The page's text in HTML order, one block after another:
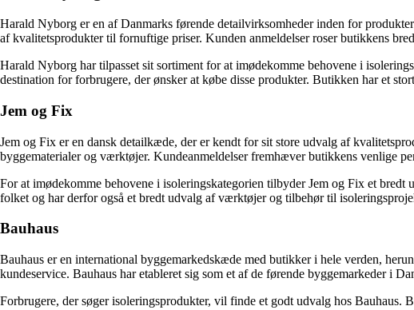
Harald Nyborg er en af Danmarks førende detailvirksomheder inden for
af kvalitetsprodukter til fornuftige priser. Kunden anmeldelser roser butikkens
Harald Nyborg har tilpasset sit sortiment for at imødekomme behovene i
destination for forbrugere, der ønsker at købe disse produkter. Butikken har et
Jem og Fix
Jem og Fix er en dansk detailkæde, der er kendt for sit store udvalg af
byggematerialer og værktøjer. Kundeanmeldelser fremhæver butikkens venlige
For at imødekomme behovene i isoleringskategorien tilbyder Jem og Fix et
folket og har derfor også et bredt udvalg af værktøjer og tilbehør til
Bauhaus
Bauhaus er en international byggemarkedskæde med butikker i hele verden,
kundeservice. Bauhaus har etableret sig som et af de førende byggemarkeder i
Forbrugere, der søger isoleringsprodukter, vil finde et godt udvalg hos